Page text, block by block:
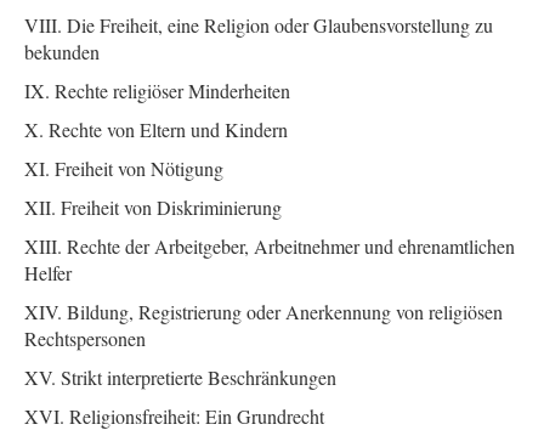
VIII. Die Freiheit, eine Religion oder Glaubensvorstellung zu
bekunden
IX. Rechte religiöser Minderheiten
X. Rechte von Eltern und Kindern
XI. Freiheit von Nötigung
XII. Freiheit von Diskriminierung
XIII. Rechte der Arbeitgeber, Arbeitnehmer und ehrenamtlichen
Helfer
XIV. Bildung, Registrierung oder Anerkennung von religiösen
Rechtspersonen
XV. Strikt interpretierte Beschränkungen
XVI. Religionsfreiheit: Ein Grundrecht